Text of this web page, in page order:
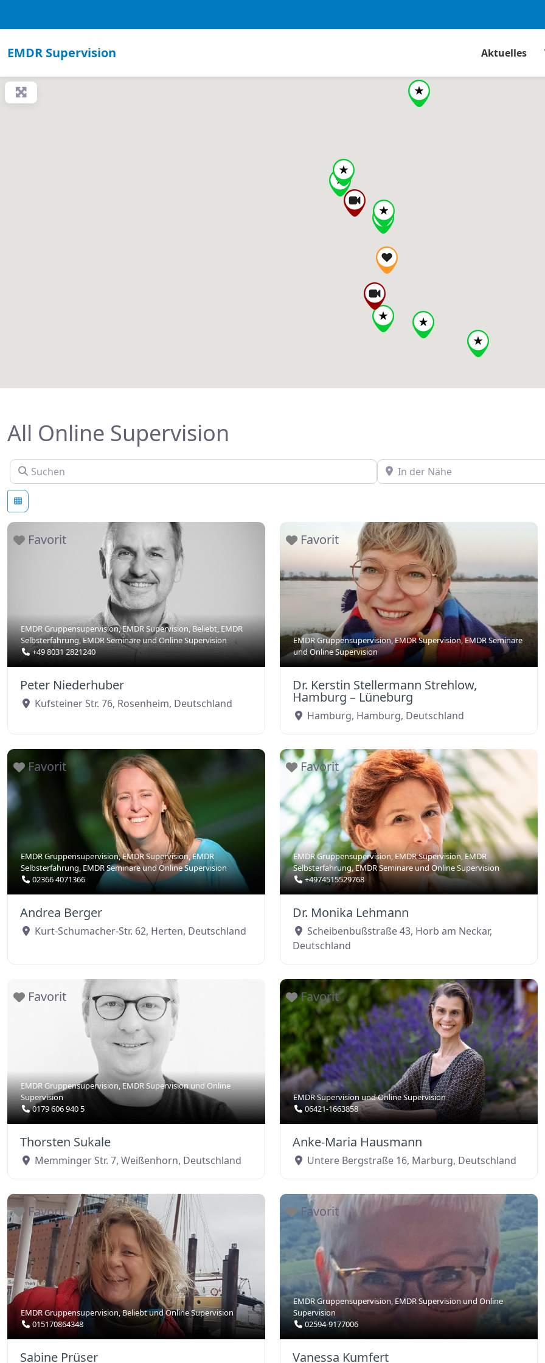
EMDR Supervision Aktuelles
All Online Supervision
Suchen In der Nähe
Favorit
EMDR Gruppensupervision,EMDR Supervision,Beliebt,EMDR
Selbsterfahrung,EMDR SeminareundOnline Supervision
+49 8031 2821240
Peter Niederhuber
Kufsteiner Str. 76, Rosenheim, Deutschland
Favorit
EMDR Gruppensupervision,EMDR Supervision,EMDR Seminare
undOnline Supervision
Dr. Kerstin Stellermann Strehlow,
Hamburg – Lüneburg
Hamburg, Hamburg, Deutschland
Favorit
EMDR Gruppensupervision,EMDR Supervision,EMDR
Selbsterfahrung EMDR SeminareundOnline Supervision
02366 4071366
Andrea Berger
Kurt-Schumacher-Str. 62, Herten, Deutschland
Favorit
EMDR Gruppensupervision,EMDR Supervision EMDR
Selbsterfahrung,EMDR Seminareund Online Supervision
+4974515529768
Dr. Monika Lehmann
Scheibenbußstraße 43, Horb am Neckar,
Deutschland
Favorit
EMDR Gruppensupervision, EMDR SupervisionundOnline
Supervision
0179 606 940 5
Thorsten Sukale
Memminger Str. 7, Weißenhorn, Deutschland
Favorit
EMDR Supervision undOnline Supervision
06421-1663858
Anke-Maria Hausmann
Untere Bergstraße 16, Marburg, Deutschland
Favorit
EMDR Gruppensupervision ,BeliebtundOnline Supervision
015170864348
Sabine Prüser
Favorit
EMDR Gruppensupervision EMDR Supervision und Online
Supervision
02594-9177006
Vanessa Kumfert